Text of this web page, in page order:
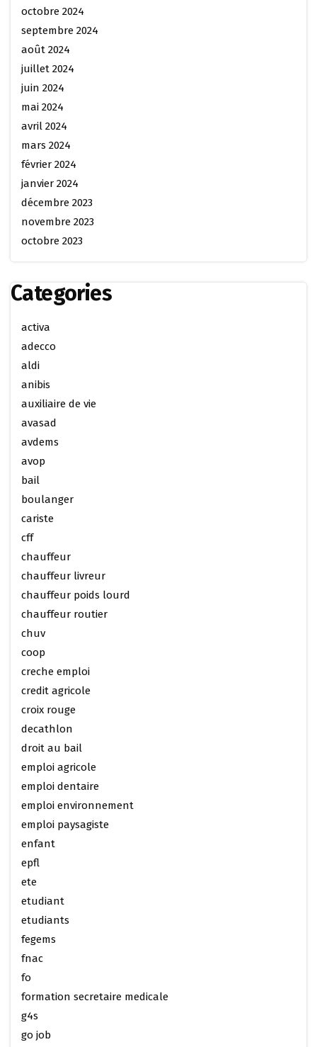
octobre 2024
septembre 2024
août 2024
juillet 2024
juin 2024
mai 2024
avril 2024
mars 2024
février 2024
janvier 2024
décembre 2023
novembre 2023
octobre 2023
Categories
activa
adecco
aldi
anibis
auxiliaire de vie
avasad
avdems
avop
bail
boulanger
cariste
cff
chauffeur
chauffeur livreur
chauffeur poids lourd
chauffeur routier
chuv
coop
creche emploi
credit agricole
croix rouge
decathlon
droit au bail
emploi agricole
emploi dentaire
emploi environnement
emploi paysagiste
enfant
epfl
ete
etudiant
etudiants
fegems
fnac
fo
formation secretaire medicale
g4s
go job